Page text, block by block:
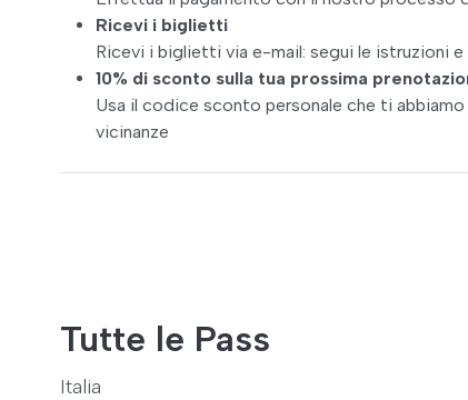
Ricevi i biglietti
Ricevi i biglietti via e-mail: segui le istruzioni
10% di sconto sulla tua prossima
Usa il codice sconto personale che ti
vicinanze
Tutte le Pass
Italia